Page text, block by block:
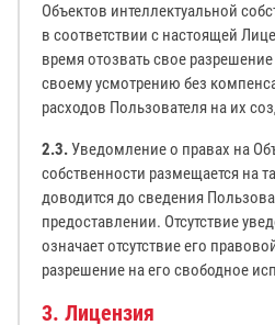
Объектов интеллектуальной
в соответствии с настоящей
время отозвать свое
своему усмотрению без
расходов Пользователя на их
2.3.Уведомление о правах на
собственности размещается на
доводится до сведения
предоставлении. Отсутствие
означает отсутствие его
разрешение на его свободное
3. Лицензия